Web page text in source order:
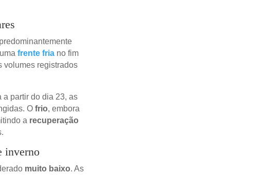
frente friano fim
volumes registrados
a partir do dia 23, as
O frio, embora
a recuperação
inverno
muito baixo. As